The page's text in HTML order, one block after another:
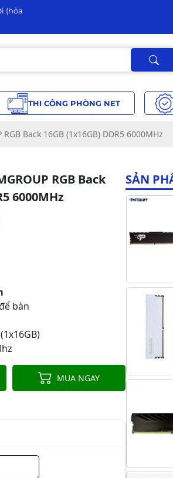
(hỏa
THI CÔNG PHÒNG NET
Back 16GB (1x16GB) DDR5 6000MHz
RGB Back
6000MHz
bàn
MUA NGAY
SẢN